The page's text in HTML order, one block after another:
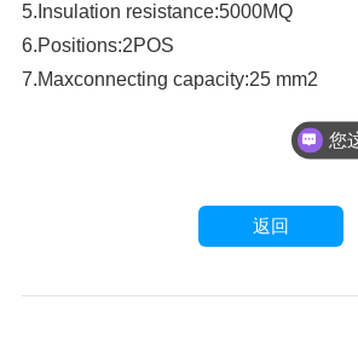
5.Insulation resistance:5000MQ
6.Positions:2POS
7.Maxconnecting capacity:25 mm2
返回